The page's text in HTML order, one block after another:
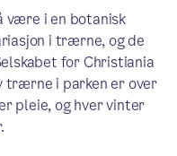
være i en botanisk
i trærne, og de
for Christiania
trærne i parken er over
pleie, og hver vinter